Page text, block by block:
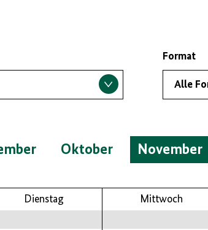
Format
Oktober November
Dienstag Mittwoch